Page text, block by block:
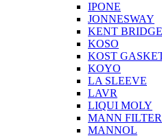
IPONE
JONNESWAY
KENT BRIDGE
KOSO
KOST
KOYO
LA SLEEVE
LAVR
LIQUI MOLY
MANN FILTER
MANNOL